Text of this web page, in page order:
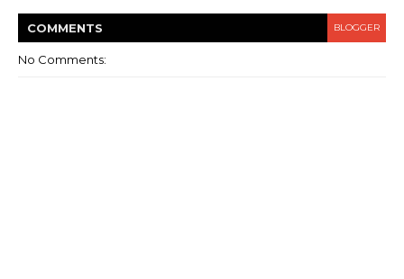
COMMENTS BLOGGER
No Comments: